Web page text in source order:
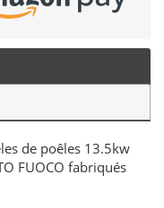
de poêles 13.5kw
FUOCO fabriqués